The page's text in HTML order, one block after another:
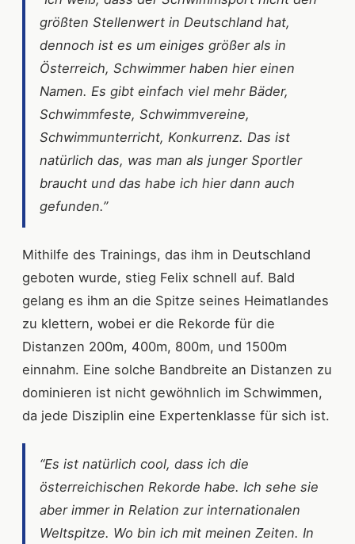
größten Stellenwert in Deutschland hat,
dennoch ist es um einiges größer als in
Österreich, Schwimmer haben hier einen
Namen. Es gibt einfach viel mehr Bäder,
Schwimmfeste, Schwimmvereine,
Schwimmunterricht, Konkurrenz. Das ist
natürlich das, was man als junger Sportler
braucht und das habe ich hier dann auch
gefunden.”
Mithilfe des Trainings, das ihm in Deutschland
geboten wurde, stieg Felix schnell auf. Bald
gelang es ihm an die Spitze seines Heimatlandes
zu klettern, wobei er die Rekorde für die
Distanzen 200m, 400m, 800m, und 1500m
einnahm. Eine solche Bandbreite an Distanzen zu
dominieren ist nicht gewöhnlich im Schwimmen,
da jede Disziplin eine Expertenklasse für sich ist.
“Es ist natürlich cool, dass ich die
österreichischen Rekorde habe. Ich sehe sie
aber immer in Relation zur internationalen
Weltspitze. Wo bin ich mit meinen Zeiten. In